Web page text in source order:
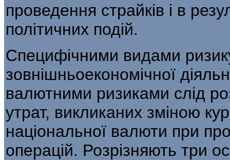
проведення страйків і в
політичних подій.
Специфічними видами
зов­нішньоекономічної
валютними ри­зиками слід
утрат, викликаних зміною
національної валюти при
операцій. Розрізняють три